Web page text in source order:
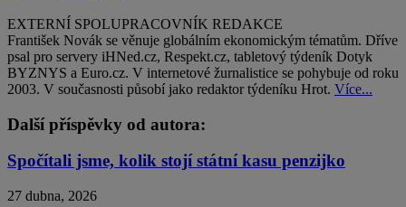
EXTERNÍ SPOLUPRACOVNÍK REDAKCE
František Novák se věnuje globálním ekonomickým tématům. Dříve
psal pro servery iHNed.cz, Respekt.cz, tabletový týdeník Dotyk
BYZNYS a Euro.cz. V internetové žurnalistice se pohybuje od roku
2003. V současnosti působí jako redaktor týdeníku Hrot. Více...
Další příspěvky od autora:
Spočítali jsme, kolik stojí státní kasu penzijko
27 dubna, 2026